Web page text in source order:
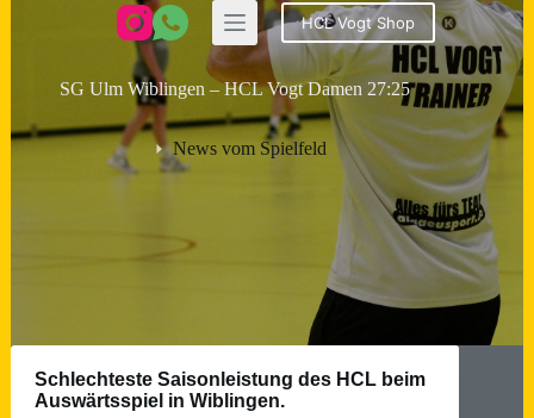
HCL Vogt Shop
SG Ulm Wiblingen – HCL Vogt Damen 27:25
News vom Spielfeld
Schlechteste Saisonleistung des HCL beim
Auswärtsspiel in Wiblingen.